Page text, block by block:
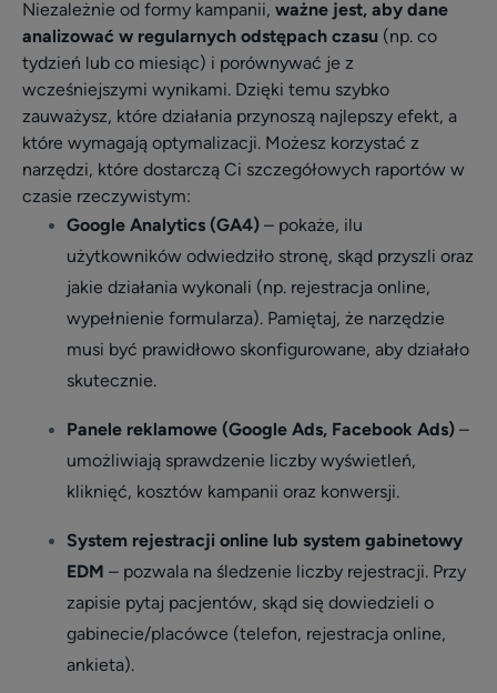
Niezależnie od formy kampanii, ważne jest, aby dane
analizować w regularnych odstępach czasu (np. co
tydzień lub co miesiąc) i porównywać je z
wcześniejszymi wynikami. Dzięki temu szybko
zauważysz, które działania przynoszą najlepszy efekt, a
które wymagają optymalizacji. Możesz korzystać z
narzędzi, które dostarczą Ci szczegółowych raportów w
czasie rzeczywistym:
Google Analytics (GA4) – pokaże, ilu
użytkowników odwiedziło stronę, skąd przyszli oraz
jakie działania wykonali (np. rejestracja online,
wypełnienie formularza). Pamiętaj, że narzędzie
musi być prawidłowo skonfigurowane, aby działało
skutecznie.
Panele reklamowe (Google Ads, Facebook Ads) –
umożliwiają sprawdzenie liczby wyświetleń,
kliknięć, kosztów kampanii oraz konwersji.
System rejestracji online lub system gabinetowy
EDM – pozwala na śledzenie liczby rejestracji. Przy
zapisie pytaj pacjentów, skąd się dowiedzieli o
gabinecie/placówce (telefon, rejestracja online,
ankieta).